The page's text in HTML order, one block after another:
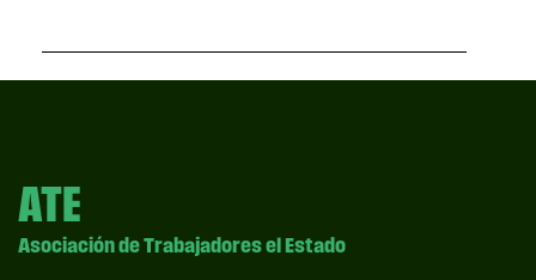
ATE
Asociación de Trabajadores el Estado